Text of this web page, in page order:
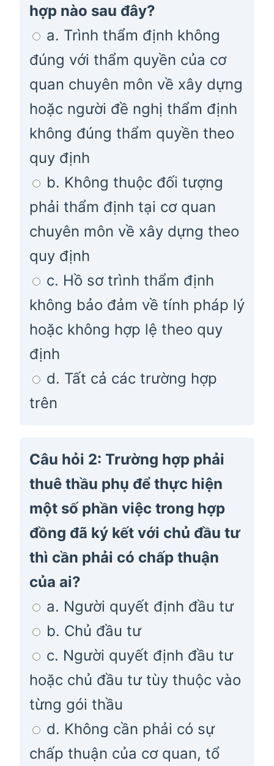
hợp nào sau đây?
a. Trình thẩm định không
đúng với thẩm quyền của cơ
quan chuyên môn về xây dựng
hoặc người đề nghị thẩm định
không đúng thẩm quyền theo
quy định
b. Không thuộc đối tượng
phải thẩm định tại cơ quan
chuyên môn về xây dựng theo
quy định
c. Hồ sơ trình thẩm định
không bảo đảm về tính pháp lý
hoặc không hợp lệ theo quy
định
d. Tất cả các trường hợp
trên
Câu hỏi 2: Trường hợp phải
thuê thầu phụ để thực hiện
một số phần việc trong hợp
đồng đã ký kết với chủ đầu tư
thì cần phải có chấp thuận
của ai?
a. Người quyết định đầu tư
b. Chủ đầu tư
c. Người quyết định đầu tư
hoặc chủ đầu tư tùy thuộc vào
từng gói thầu
d. Không cần phải có sự
chấp thuận của cơ quan, tổ